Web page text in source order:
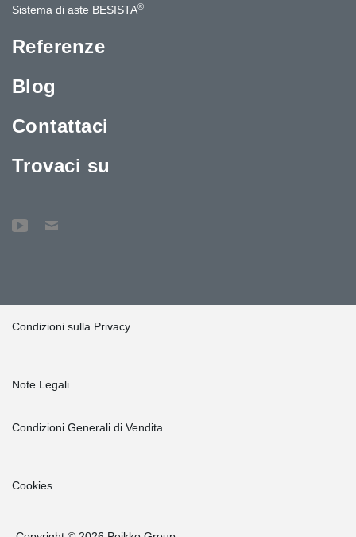
Sistema di aste BESISTA®
Referenze
Blog
Contattaci
Trovaci su
Condizioni sulla Privacy
Note Legali
Condizioni Generali di Vendita
Cookies